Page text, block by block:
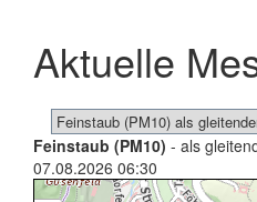
Aktuelle
Feinstaub (PM10) - als
07.08.2026 06:30